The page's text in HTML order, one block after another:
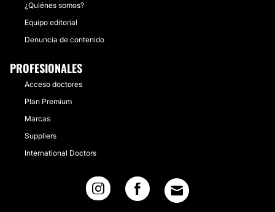
¿Quiénes somos?
Equipo editorial
Denuncia de contenido
PROFESIONALES
Acceso doctores
Plan Premium
Marcas
Suppliers
International Doctors